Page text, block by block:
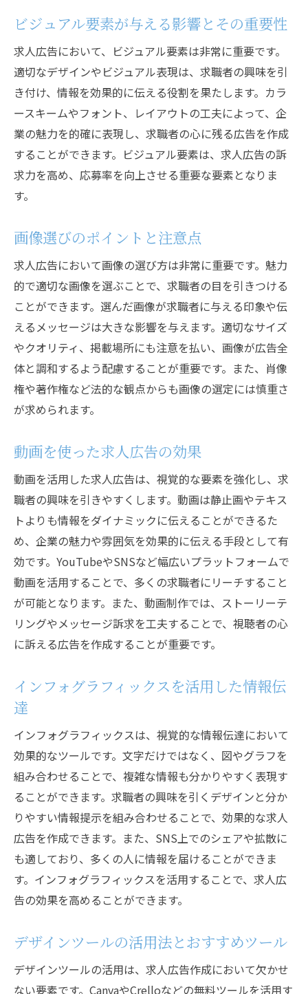
ビジュアル要素が与える影響とその重要性
求人広告において、ビジュアル要素は非常に重要です。
適切なデザインやビジュアル表現は、求職者の興味を引
き付け、情報を効果的に伝える役割を果たします。カラ
ースキームやフォント、レイアウトの工夫によって、企
業の魅力を的確に表現し、求職者の心に残る広告を作成
することができます。ビジュアル要素は、求人広告の訴
求力を高め、応募率を向上させる重要な要素となりま
す。
画像選びのポイントと注意点
求人広告において画像の選び方は非常に重要です。魅力
的で適切な画像を選ぶことで、求職者の目を引きつける
ことができます。選んだ画像が求職者に与える印象や伝
えるメッセージは大きな影響を与えます。適切なサイズ
やクオリティ、掲載場所にも注意を払い、画像が広告全
体と調和するよう配慮することが重要です。また、肖像
権や著作権など法的な観点からも画像の選定には慎重さ
が求められます。
動画を使った求人広告の効果
動画を活用した求人広告は、視覚的な要素を強化し、求
職者の興味を引きやすくします。動画は静止画やテキス
トよりも情報をダイナミックに伝えることができるた
め、企業の魅力や雰囲気を効果的に伝える手段として有
効です。YouTubeやSNSなど幅広いプラットフォームで
動画を活用することで、多くの求職者にリーチすること
が可能となります。また、動画制作では、ストーリーテ
リングやメッセージ訴求を工夫することで、視聴者の心
に訴える広告を作成することが重要です。
インフォグラフィックスを活用した情報伝
達
インフォグラフィックスは、視覚的な情報伝達において
効果的なツールです。文字だけではなく、図やグラフを
組み合わせることで、複雑な情報も分かりやすく表現す
ることができます。求職者の興味を引くデザインと分か
りやすい情報提示を組み合わせることで、効果的な求人
広告を作成できます。また、SNS上でのシェアや拡散に
も適しており、多くの人に情報を届けることができま
す。インフォグラフィックスを活用することで、求人広
告の効果を高めることができます。
デザインツールの活用法とおすすめツール
デザインツールの活用は、求人広告作成において欠かせ
ない要素です。CanvaやCrelloなどの無料ツールを活用す